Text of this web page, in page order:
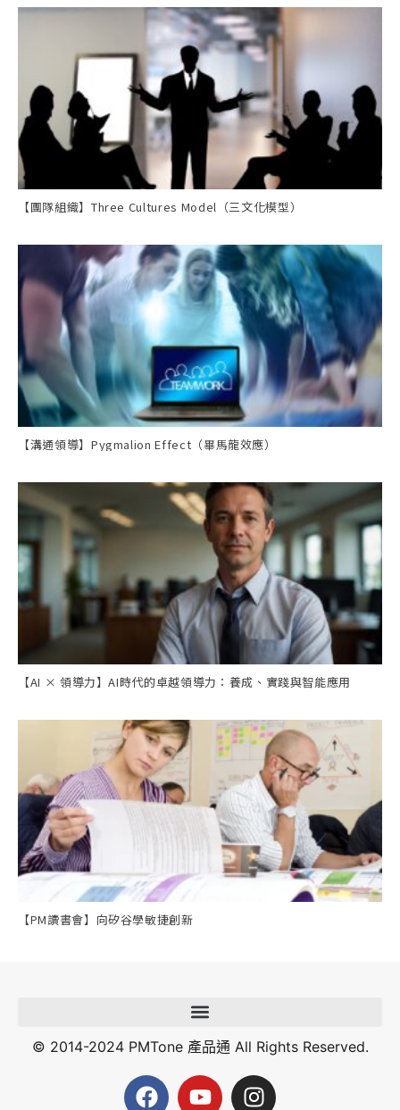
【團隊組織】Three Cultures Model（三文化模型）
【溝通領導】Pygmalion Effect（畢馬龍效應）
【AI × 領導力】AI時代的卓越領導力：養成、實踐與智能應用
【PM讀書會】向矽谷學敏捷創新
© 2014-2024 PMTone 產品通 All Rights Reserved.